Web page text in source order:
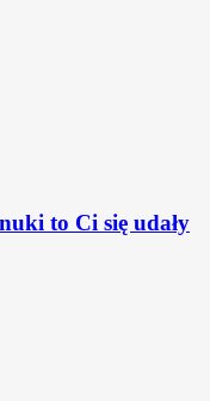
to Ci się udały